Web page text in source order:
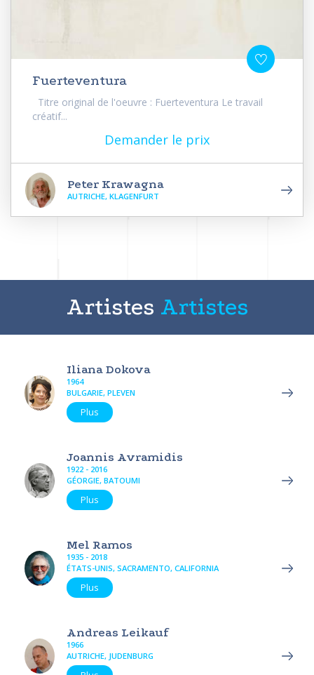
Fuerteventura
Titre original de l'oeuvre : Fuerteventura Le travail
créatif...
Demander le prix
Peter Krawagna
AUTRICHE, KLAGENFURT
Artistes Artistes
Iliana Dokova
1964
BULGARIE, PLEVEN
Plus
Joannis Avramidis
1922 - 2016
GÉORGIE, BATOUMI
Plus
Mel Ramos
1935 - 2018
ÉTATS-UNIS, SACRAMENTO, CALIFORNIA
Plus
Andreas Leikauf
1966
AUTRICHE, JUDENBURG